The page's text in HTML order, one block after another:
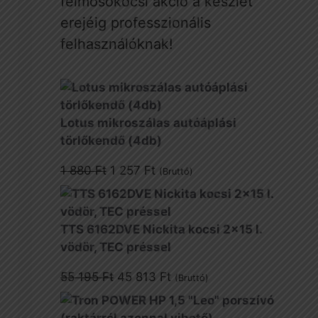
erejéig professzionális
felhasználóknak!
Lotus mikroszálas autóáplási
törlőkendő (4db)
1 880Ft Original
price
was:
1
880 Ft.
1 257 FtCurrent
price
257 Ft.
(Bruttó)
TTS 6162DVE Nickita kocsi 2x15 l.
vödör, TEC préssel
55 195Ft Original
price
was:
45 813 FtCurrent
price
is:
(Bruttó)